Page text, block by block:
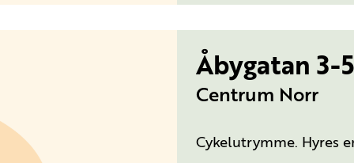
Åbygatan 3-5
Centrum Norr
Cykelutrymme. Hyres